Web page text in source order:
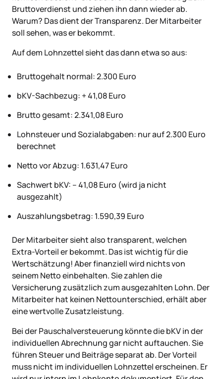
Bruttoverdienst und ziehen ihn dann wieder ab.
Warum? Das dient der Transparenz. Der Mitarbeiter
soll sehen, was er bekommt.
Auf dem Lohnzettel sieht das dann etwa so aus:
Bruttogehalt normal: 2.300 Euro
bKV-Sachbezug: + 41,08 Euro
Brutto gesamt: 2.341,08 Euro
Lohnsteuer und Sozialabgaben: nur auf 2.300 Euro
berechnet
Netto vor Abzug: 1.631,47 Euro
Sachwert bKV: – 41,08 Euro (wird ja nicht
ausgezahlt)
Auszahlungsbetrag: 1.590,39 Euro
Der Mitarbeiter sieht also transparent, welchen
Extra-Vorteil er bekommt. Das ist wichtig für die
Wertschätzung! Aber finanziell wird nichts von
seinem Netto einbehalten. Sie zahlen die
Versicherung zusätzlich zum ausgezahlten Lohn. Der
Mitarbeiter hat keinen Nettounterschied, erhält aber
eine wertvolle Zusatzleistung.
Bei der Pauschalversteuerung könnte die bKV in der
individuellen Abrechnung gar nicht auftauchen. Sie
führen Steuer und Beiträge separat ab. Der Vorteil
muss nicht im individuellen Lohnzettel erscheinen. Er